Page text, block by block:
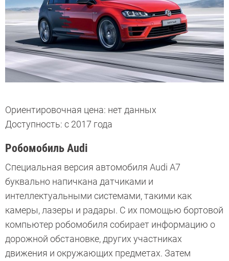
Ориентировочная цена: нет данных
Доступность: с 2017 года
Робомобиль Audi
Специальная версия автомобиля Audi A7
буквально напичкана датчиками и
интеллектуальными системами, такими как
камеры, лазеры и радары. С их помощью бортовой
компьютер робомобиля собирает информацию о
дорожной обстановке, других участниках
движения и окружающих предметах. Затем